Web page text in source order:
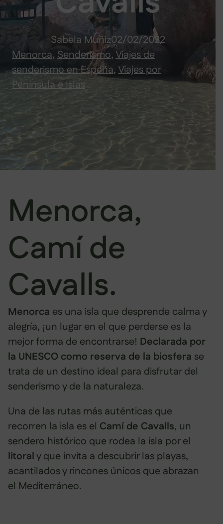
Sabela Muñiz02/02/2022
Menorca, Senderismo, Viajes de
senderismo en España, Viajes por
Península e Islas
Menorca,
Camí de
Cavalls.
Menorca es una isla que desprende calma y
alegría, ¡un lugar en el que perderse es la
mejor forma de encontrarse! Declarada por
la UNESCO como reserva de la biosfera se
trata de un destino ideal para disfrutar del
senderismo y de la naturaleza.
Una de las rutas más auténticas que
recorren la isla es el Camí de Cavalls, un
sendero histórico que rodea la isla por el
litoraly que invita a descubrir las playas,
acantilados y rincones únicos que abrazan
el Mediterráneo.